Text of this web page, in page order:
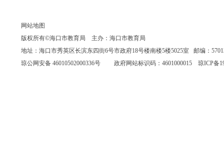
网站地图
版权所有©海口市教育局 主办：海口市教育局
地址：海口市秀英区长滨东四街6号市政府18号楼南楼5楼5025室 邮编：
琼公网安备 46010502000336号 政府网站标识码：4601000015 琼ICP备